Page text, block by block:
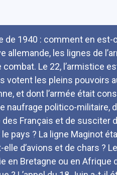
de 1940 : comment en est-
allemande, les lignes de
combat. Le 22, l’armistice
votent les pleins pouvoirs
et dont l’armée était
naufrage politico-militaire,
Français et de susciter
pays ? La ligne Maginot
elle d’avions et de chars ?
en Bretagne ou en Afrique